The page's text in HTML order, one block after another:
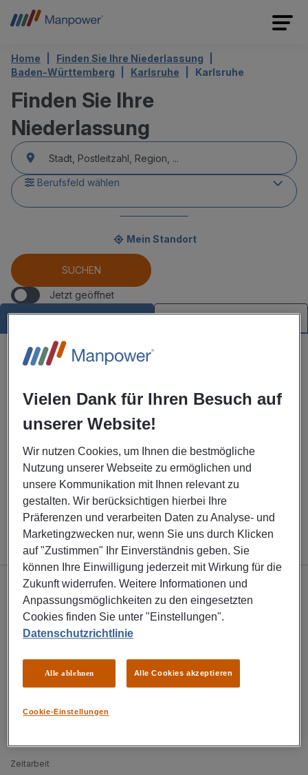
Home
Finden Sie Ihre Niederlassung
Baden-Württemberg
Karlsruhe Karlsruhe
Finden Sie Ihre
Niederlassung
accessibility.searchform.label.searchform
accessibility.searchform.label.searchinput
Berufsfeld wählen
Mein Standort
accessibility.searchform.autocomplete_status
accessibility.searchform.autocomplete_status
SUCHEN
Jetzt geöffnet
Verzeichnis Karte
Unsere weiteren Standorte
Städte
ALLE STANDORTE
Bewerber
Find your huManpower
Berufsfelder
Jobprofile
Zeitarbeit
Vielen Dank für Ihren Besuch auf
unserer Website!
Wir nutzen Cookies, um Ihnen die bestmögliche
Nutzung unserer Webseite zu ermöglichen und
unsere Kommunikation mit Ihnen relevant zu
gestalten. Wir berücksichtigen hierbei Ihre
Präferenzen und verarbeiten Daten zu Analyse- und
Marketingzwecken nur, wenn Sie uns durch Klicken
auf "Zustimmen" Ihr Einverständnis geben. Sie
können Ihre Einwilligung jederzeit mit Wirkung für die
Zukunft widerrufen. Weitere Informationen und
Anpassungsmöglichkeiten zu den eingesetzten
Cookies finden Sie unter "Einstellungen".
Datenschutzrichtlinie
Cookie-Einstellungen
Alle ablehnen Alle Cookies akzeptieren